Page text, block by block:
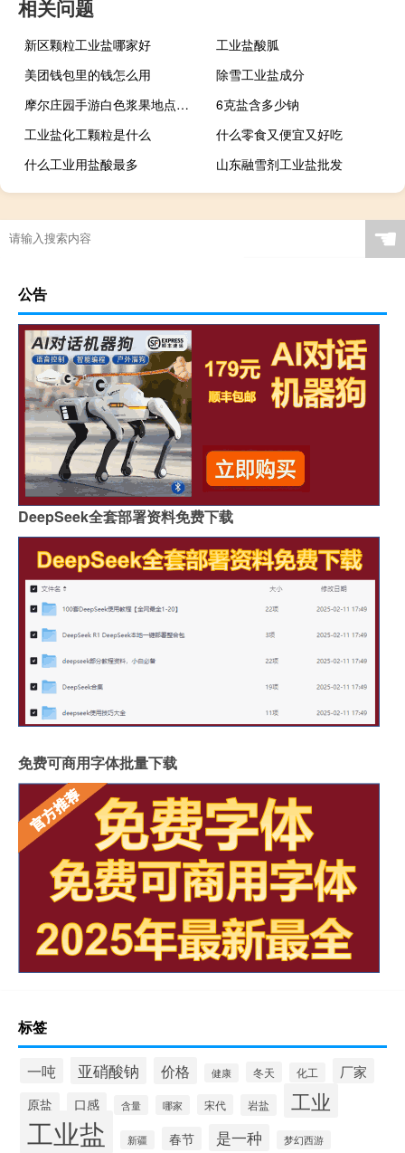
相关问题
新区颗粒工业盐哪家好
工业盐酸胍
美团钱包里的钱怎么用
除雪工业盐成分
摩尔庄园手游白色浆果地点（摩尔庄园手游白色浆果）
6克盐含多少钠
工业盐化工颗粒是什么
什么零食又便宜又好吃
什么工业用盐酸最多
山东融雪剂工业盐批发
☚
公告
DeepSeek全套部署资料免费下载
免费可商用字体批量下载
标签
一吨 亚硝酸钠 价格 健康 冬天 化工 厂家
原盐 口感 含量 哪家 宋代 岩盐 工业
工业盐 新疆 春节 是一种 梦幻西游